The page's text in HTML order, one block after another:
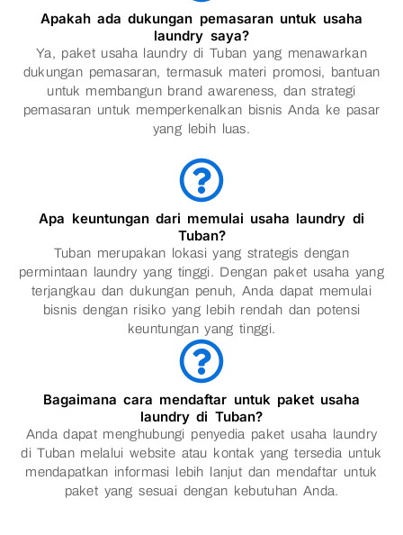
Apakah ada dukungan pemasaran untuk usaha
laundry saya?
Ya, paket usaha laundry di Tuban yang menawarkan
dukungan pemasaran, termasuk materi promosi, bantuan
untuk membangun brand awareness, dan strategi
pemasaran untuk memperkenalkan bisnis Anda ke pasar
yang lebih luas.
Apa keuntungan dari memulai usaha laundry di
Tuban?
Tuban merupakan lokasi yang strategis dengan
permintaan laundry yang tinggi. Dengan paket usaha yang
terjangkau dan dukungan penuh, Anda dapat memulai
bisnis dengan risiko yang lebih rendah dan potensi
keuntungan yang tinggi.
Bagaimana cara mendaftar untuk paket usaha
laundry di Tuban?
Anda dapat menghubungi penyedia paket usaha laundry
di Tuban melalui website atau kontak yang tersedia untuk
mendapatkan informasi lebih lanjut dan mendaftar untuk
paket yang sesuai dengan kebutuhan Anda.